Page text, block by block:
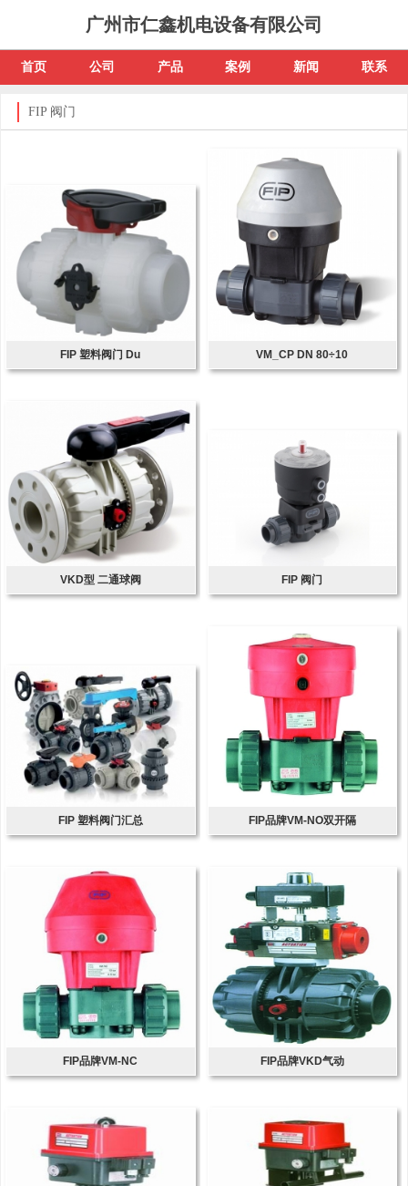
广州市仁鑫机电设备有限公司
首页 公司 产品 案例 新闻 联系
FIP 阀门
FIP 塑料阀门 Du VM_CP DN 80÷10
VKD型 二通球阀 FIP 阀门
FIP 塑料阀门汇总 FIP品牌VM-NO双开隔
FIP品牌VM-NC FIP品牌VKD气动